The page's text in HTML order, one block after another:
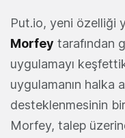
Put.io, yeni özelliği
Morfey tarafından
uygulamayı
uygulamanın halka
desteklenmesinin
Morfey, talep